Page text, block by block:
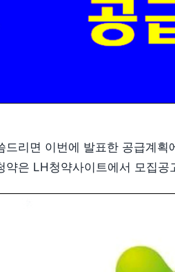
드리면 ​이번에 발표한 공급계
약은 LH청약사이트에서 모집